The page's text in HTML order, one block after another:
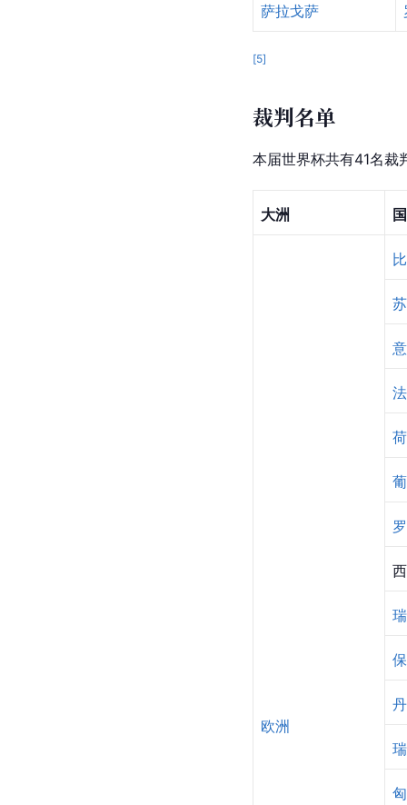
萨拉戈萨
[5]
裁判名单
本届世界杯共有41名裁
大洲
欧洲